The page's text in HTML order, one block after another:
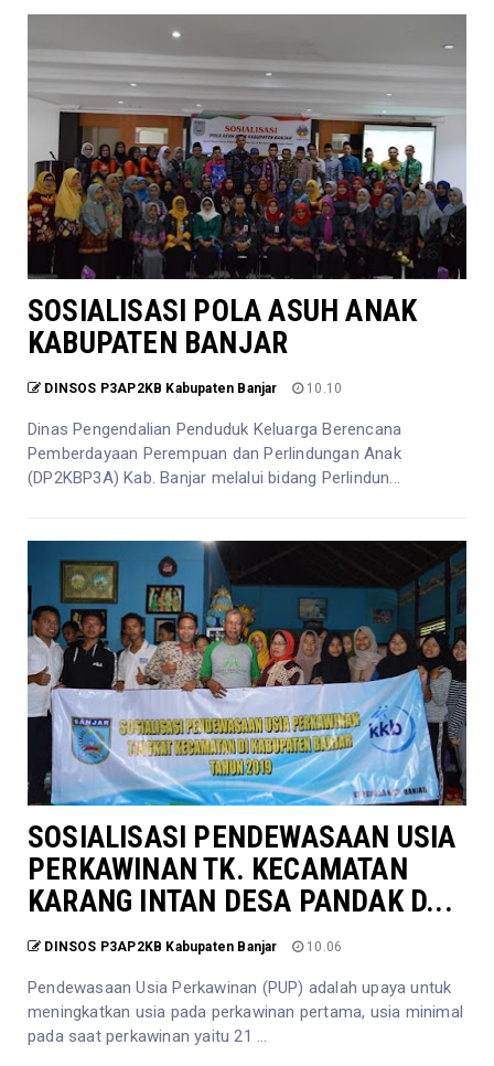
SOSIALISASI POLA ASUH ANAK
KABUPATEN BANJAR
DINSOS P3AP2KB Kabupaten Banjar 10.10
Dinas Pengendalian Penduduk Keluarga Berencana
Pemberdayaan Perempuan dan Perlindungan Anak
(DP2KBP3A) Kab. Banjar melalui bidang Perlindun...
SOSIALISASI PENDEWASAAN USIA
PERKAWINAN TK. KECAMATAN
KARANG INTAN DESA PANDAK D...
DINSOS P3AP2KB Kabupaten Banjar 10.06
Pendewasaan Usia Perkawinan (PUP) adalah upaya untuk
meningkatkan usia pada perkawinan pertama, usia minimal
pada saat perkawinan yaitu 21 ...